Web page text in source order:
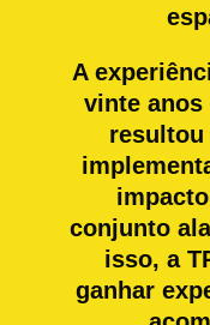
A
vinte
resultou
conjunto
isso, a
ganhar